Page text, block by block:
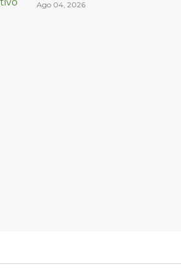
decomiso de droga
Ago 04, 2026